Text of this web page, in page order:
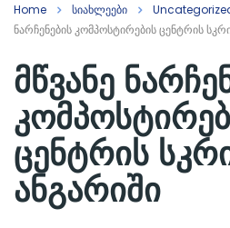
Home სიახლეები
ნარჩენების კომპოსტირების ცენტრის
მწვანე
ცენტრის
ანგარიში